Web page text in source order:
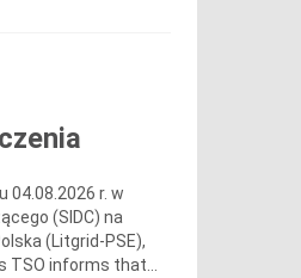
04.08.2026 r. w
(SIDC) na
(Litgrid-PSE),
informs that...